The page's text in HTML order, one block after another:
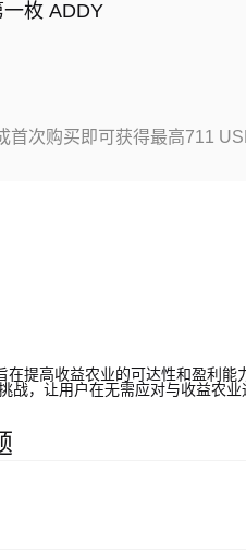
枚 ADDY
首次购买即可获得最高711
提高收益农业的可达性和盈利
战，让用户在无需应对与收益农